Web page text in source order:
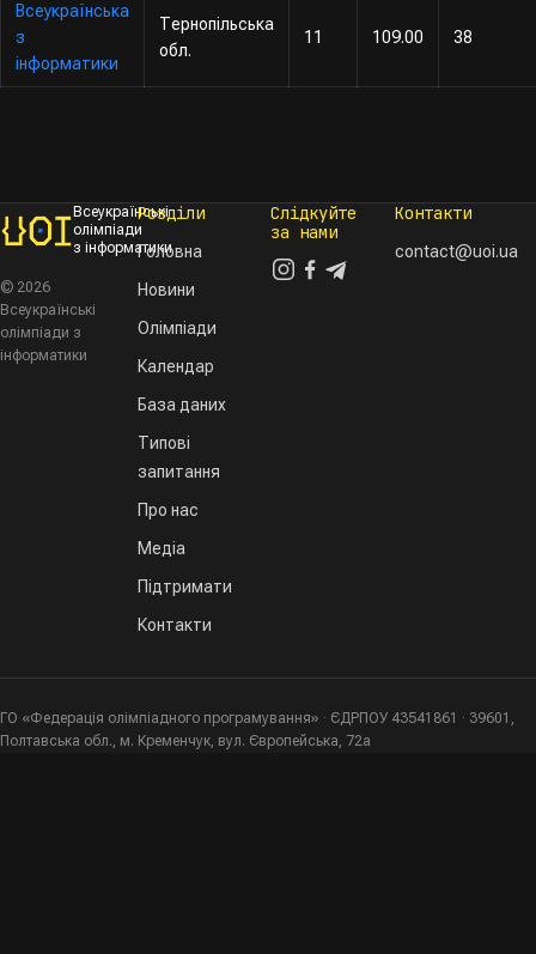
Всеукраїнська
з
інформатики
Тернопільська
обл.
11 109.00 38
Всеукраїнські
олімпіади
з інформатики
© 2026
Всеукраїнські
олімпіади з
інформатики
Розділи
Головна
Новини
Олімпіади
Календар
База даних
Типові
запитання
Про нас
Медіа
Підтримати
Контакти
Слідкуйте
за нами
Контакти
contact@uoi.ua
ГО «Федерація олімпіадного програмування» · ЄДРПОУ 43541861 · 39601,
Полтавська обл., м. Кременчук, вул. Європейська, 72а